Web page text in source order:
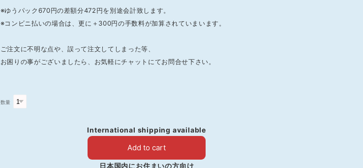
※ゆうパック670円の差額分472円を別途会計致します。
※コンビニ払いの場合は、更に＋300円の手数料が加算されていまいます。
ご注文に不明な点や、誤って注文してしまった等、
お困りの事がございましたら、お気軽にチャットにてお問合せ下さい。
数量
International shipping available
Add to cart
日本国内にお住まいの方向け